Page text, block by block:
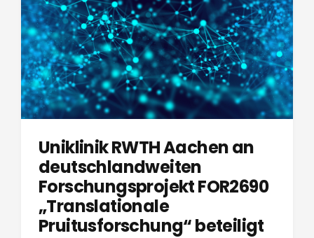
Uniklinik RWTH Aachen an
deutschlandweiten
Forschungsprojekt FOR2690
„Translationale
Pruitusforschung“ beteiligt